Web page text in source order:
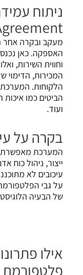
מעקב ובקרה אחר
האספקה. כאן
וחווית השירות,
המכירות,
הלקוחות. המערכת
הביטים כמו איכות
ועוד.
בקרה על
המערכת מאפשרת
ייצור, ניהול כוח
עיכובים לא
על גבי
של הבעיה
אילו
פלטפורמת